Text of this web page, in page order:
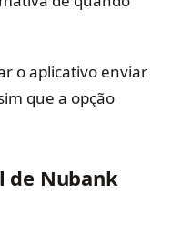
o aplicativo enviar
que a opção
de Nubank